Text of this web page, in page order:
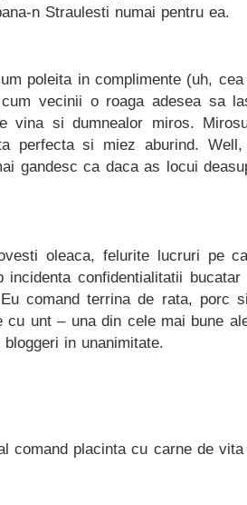
n Straulesti numai pentru ea.
poleita in complimente (uh,
vecinii o roaga adesea sa
vina si dumnealor miros.
perfecta si miez aburind.
gandesc ca daca as locui
oleaca, felurite lucruri pe
incidenta confidentialitatii
comand terrina de rata, porc
cu unt – una din cele mai bune
in unanimitate.
comand placinta cu carne de